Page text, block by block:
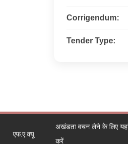
Corrigendum:
Tender Type:
एफ.ए.क्यू
अखंडता वचन लेने के लिए
करें